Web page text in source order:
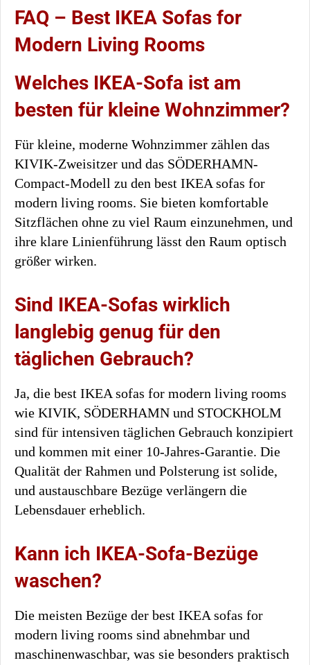
FAQ – Best IKEA Sofas for
Modern Living Rooms
Welches IKEA-Sofa ist am
besten für kleine Wohnzimmer?
Für kleine, moderne Wohnzimmer zählen das
KIVIK-Zweisitzer und das SÖDERHAMN-
Compact-Modell zu den best IKEA sofas for
modern living rooms. Sie bieten komfortable
Sitzflächen ohne zu viel Raum einzunehmen, und
ihre klare Linienführung lässt den Raum optisch
größer wirken.
Sind IKEA-Sofas wirklich
langlebig genug für den
täglichen Gebrauch?
Ja, die best IKEA sofas for modern living rooms
wie KIVIK, SÖDERHAMN und STOCKHOLM
sind für intensiven täglichen Gebrauch konzipiert
und kommen mit einer 10-Jahres-Garantie. Die
Qualität der Rahmen und Polsterung ist solide,
und austauschbare Bezüge verlängern die
Lebensdauer erheblich.
Kann ich IKEA-Sofa-Bezüge
waschen?
Die meisten Bezüge der best IKEA sofas for
modern living rooms sind abnehmbar und
maschinenwaschbar, was sie besonders praktisch